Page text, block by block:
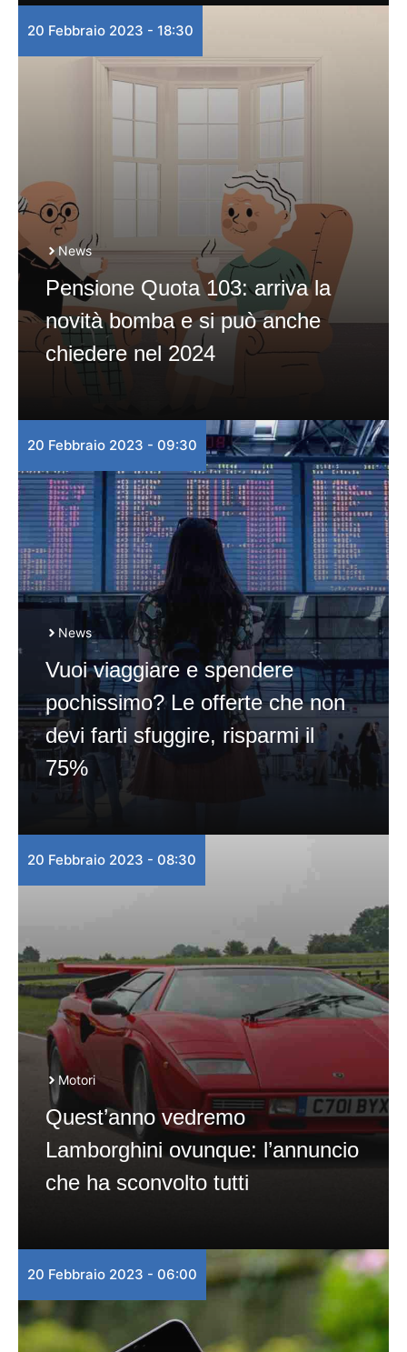
20 Febbraio 2023 - 18:30
News
Pensione Quota 103: arriva la
novità bomba e si può anche
chiedere nel 2024
20 Febbraio 2023 - 09:30
News
Vuoi viaggiare e spendere
pochissimo? Le offerte che non
devi farti sfuggire, risparmi il
75%
20 Febbraio 2023 - 08:30
Motori
Quest’anno vedremo
Lamborghini ovunque: l’annuncio
che ha sconvolto tutti
20 Febbraio 2023 - 06:00